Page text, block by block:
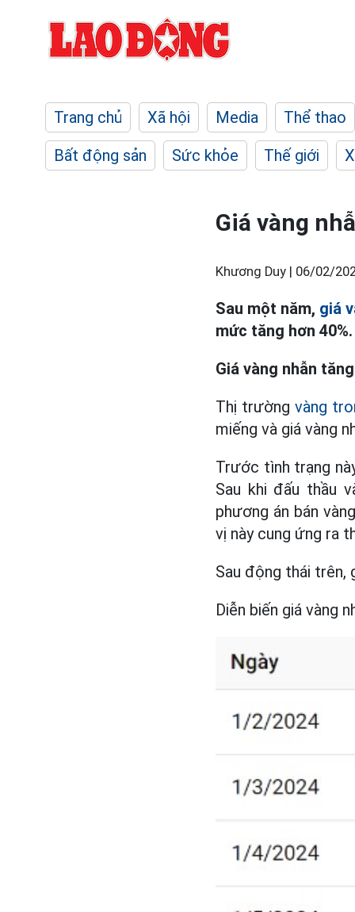
Trang chủ Xã hội Media
Thể thao
Bất động sản
Sức khỏe Thế giới
Giá vàng
Khương Duy | 06/02/
Sau một năm, giá
mức tăng hơn 40%.
Giá vàng nhẫn
Thị trườngvàng
miếng và giá vàng
Trước tình trạng
Sau khi đấu thầu
phương án bán
vị này cung ứng ra
Sau động thái trên,
Diễn biến giá vàng